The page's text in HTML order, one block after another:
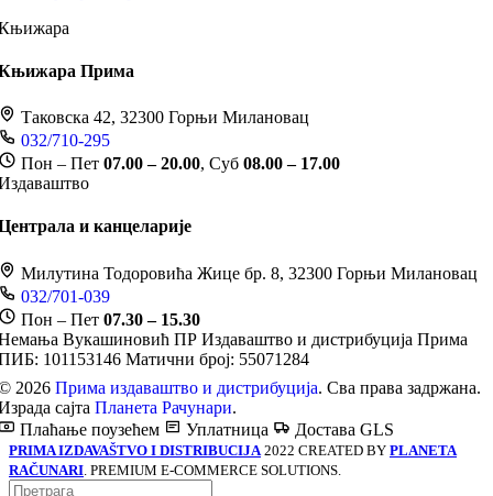
Прима
Таковска 42, 32300 Горњи Милановац
032/710-295
Пон – Пет 07.00 – 20.00, Суб 08.00 – 17.00
и канцеларије
Милутина Тодоровића Жице бр. 8, 32300 Горњи Милановац
032/701-039
Пон – Пет 07.30 – 15.30
Вукашиновић ПР Издаваштво и дистрибуција Прима
101153146 Матични број: 55071284
2026 Прима издаваштво и дистрибуција. Сва права задржана.
сајта Планета Рачунари.
Плаћање поузећем
Уплатница Достава GLS
PRIMA IZDAVAŠTVO I DISTRIBUCIJA 2022 CREATED BY PLANETA
RAČUNARI . PREMIUM E-COMMERCE SOLUTIONS.